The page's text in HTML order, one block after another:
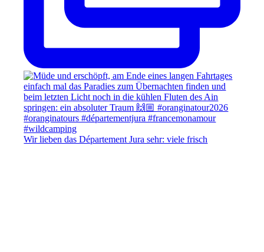
Wir lieben das Département Jura sehr: viele frisch